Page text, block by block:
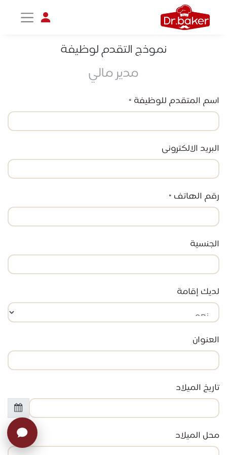
نموذج التقدم لوظيفة
مدير مالي
اسم المتقدم للوظيفة *
البريد الالكترونى
رقم الهاتف *
الجنسية
لديك إقامة
العنوان
تاريخ الميلاد
محل الميلاد